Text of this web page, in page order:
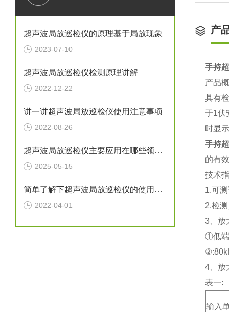
超声波局放巡检仪的原理基于局放现象
2023-07-10
超声波局放巡检仪检测原理讲解
2022-12-22
讲一讲超声波局放巡检仪使用注意事项
2022-08-26
超声波局放巡检仪主要应用在哪些领域，它的特点是什么？
2025-05-15
简单了解下超声波局放巡检仪的使用规范
2022-04-01
产
手持
产品
具有
于1伏
时显
手持
的有
技术
1.可
2.检
3、放
①低端
4、放
表一:
输入